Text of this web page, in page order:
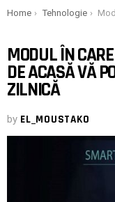
You are here:
Home Tehnologie Modul în care
MODUL ÎN
DE ACASĂ VĂ
ZILNICĂ
by EL_MOUSTAKO